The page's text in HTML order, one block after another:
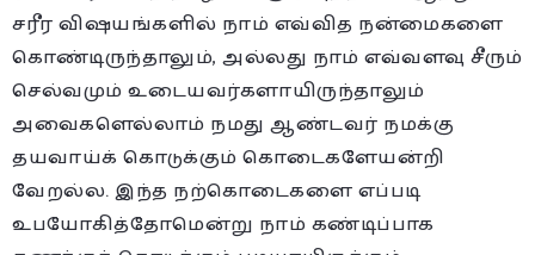
சரீர விஷயங்களில் நாம் எவ்வித நன்மைகளை
கொண்டிருந்தாலும், அல்லது நாம் எவ்வளவு சீரும்
செல்வமும் உடையவர்களாயிருந்தாலும்
அவைகளெல்லாம் நமது ஆண்டவர் நமக்கு
தயவாய்க் கொடுக்கும் கொடைகளேயன்றி
வேறல்ல. இந்த நற்கொடைகளை எப்படி
உபயோகித்தோமென்று நாம் கண்டிப்பாக